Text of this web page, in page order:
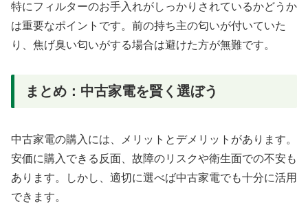
特にフィルターのお手入れがしっかりされているかどうか
は重要なポイントです。前の持ち主の匂いが付いていた
り、焦げ臭い匂いがする場合は避けた方が無難です。
まとめ：中古家電を賢く選ぼう
中古家電の購入には、メリットとデメリットがあります。
安価に購入できる反面、故障のリスクや衛生面での不安も
あります。しかし、適切に選べば中古家電でも十分に活用
できます。